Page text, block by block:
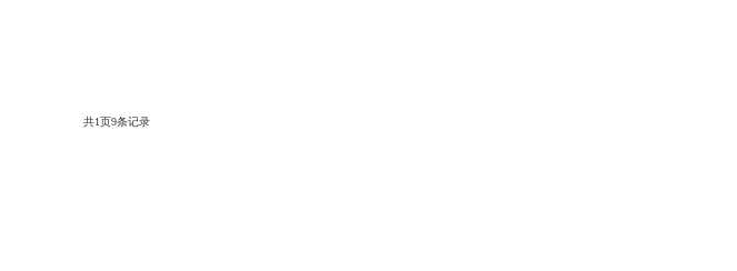
共1页9条记录